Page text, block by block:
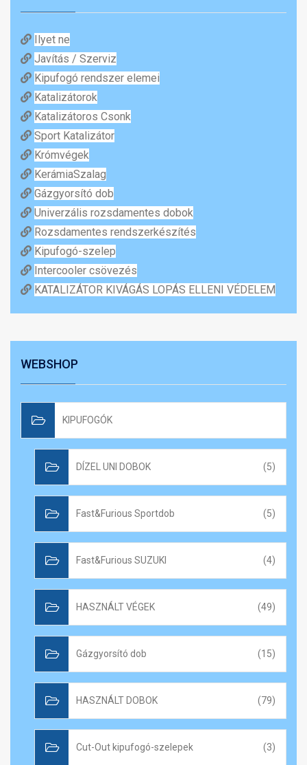
Ilyet ne
Javítás / Szerviz
Kipufogó rendszer elemei
Katalizátorok
Katalizátoros Csonk
Sport Katalizátor
Krómvégek
KerámiaSzalag
Gázgyorsító dob
Univerzális rozsdamentes dobok
Rozsdamentes rendszerkészítés
Kipufogó-szelep
Intercooler csövezés
KATALIZÁTOR KIVÁGÁS LOPÁS ELLENI VÉDELEM
WEBSHOP
KIPUFOGÓK
DÍZEL UNI DOBOK (5)
Fast&Furious Sportdob (5)
Fast&Furious SUZUKI (4)
HASZNÁLT VÉGEK (49)
Gázgyorsító dob (15)
HASZNÁLT DOBOK (79)
Cut-Out kipufogó-szelepek (3)